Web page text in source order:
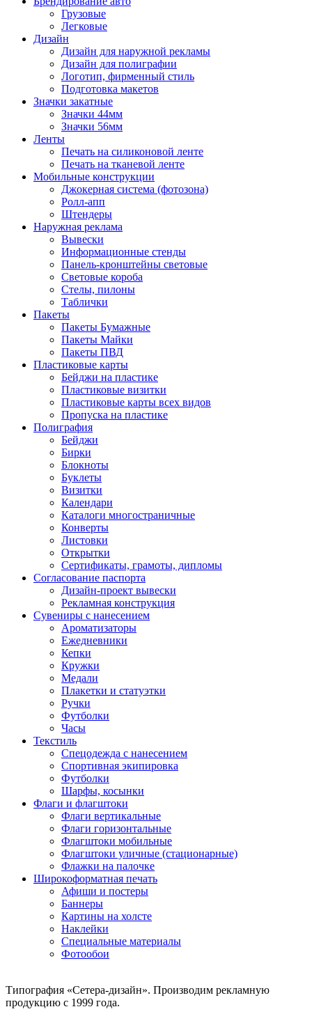
Грузовые
Легковые
Дизайн
Дизайн для наружной рекламы
Дизайн для полиграфии
Логотип, фирменный стиль
Подготовка макетов
Значки закатные
Значки 44мм
Значки 56мм
Ленты
Печать на силиконовой ленте
Печать на тканевой ленте
Мобильные конструкции
Джокерная система (фотозона)
Ролл-апп
Штендеры
Наружная реклама
Вывески
Информационные стенды
Панель-кронштейны световые
Световые короба
Стелы, пилоны
Таблички
Пакеты
Пакеты Бумажные
Пакеты Майки
Пакеты ПВД
Пластиковые карты
Бейджи на пластике
Пластиковые визитки
Пластиковые карты всех видов
Пропуска на пластике
Полиграфия
Бейджи
Бирки
Блокноты
Буклеты
Визитки
Календари
Каталоги многостраничные
Конверты
Листовки
Открытки
Сертификаты, грамоты, дипломы
Согласование паспорта
Дизайн-проект вывески
Рекламная конструкция
Сувениры с нанесением
Ароматизаторы
Ежедневники
Кепки
Кружки
Медали
Плакетки и статуэтки
Ручки
Футболки
Часы
Текстиль
Спецодежда с нанесением
Спортивная экипировка
Футболки
Шарфы, косынки
Флаги и флагштоки
Флаги вертикальные
Флаги горизонтальные
Флагштоки мобильные
Флагштоки уличные (стационарные)
Флажки на палочке
Широкоформатная печать
Афиши и постеры
Баннеры
Картины на холсте
Наклейки
Специальные материалы
Фотообои
Типография «Сетера-дизайн». Производим рекламную
продукцию с 1999 года.